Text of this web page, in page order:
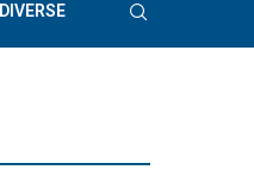
DIVERSE